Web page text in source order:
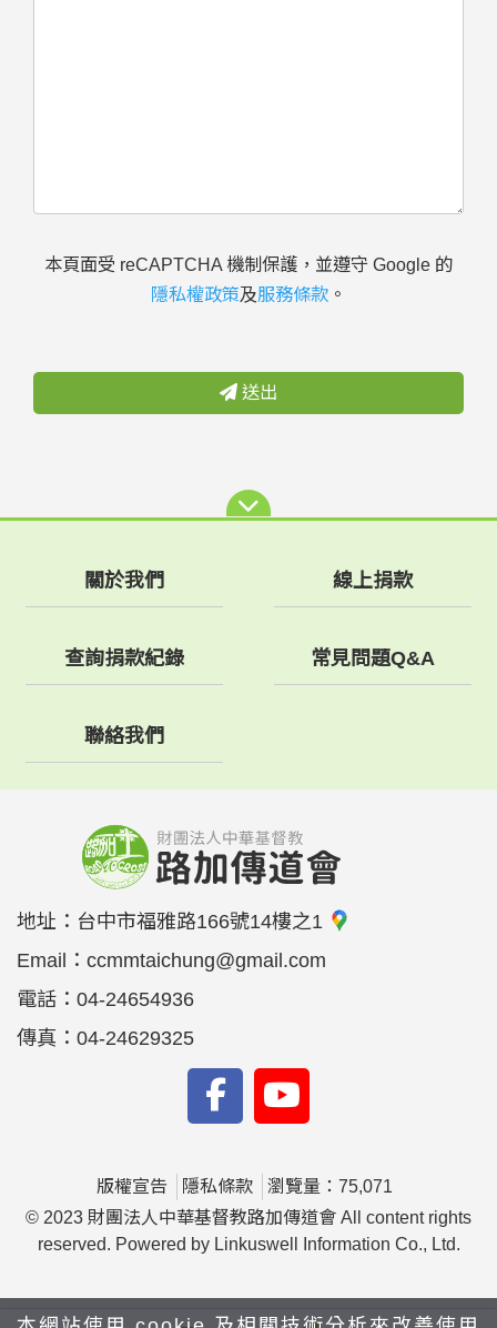
本頁面受 reCAPTCHA 機制保護，並遵守 Google 的
隱私權政策及服務條款 。
送出
關於我們 線上捐款
查詢捐款紀錄 常見問題Q&A
聯絡我們
地址： 台中市福雅路166號14樓之1
Email： ccmmtaichung@gmail.com
電話： 04-24654936
傳真： 04-24629325
版權宣告 隱私條款
瀏覽量：75,071
© 2023 財團法人中華基督教路加傳道會 All content rights
reserved. Powered by Linkuswell Information Co., Ltd.